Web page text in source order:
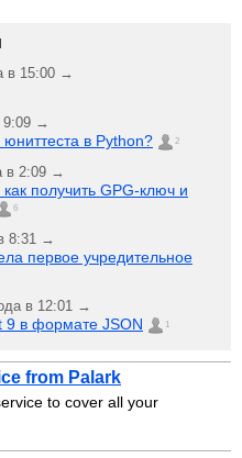
в 15:00 →
9:09 →
в Python? 2
в 2:09 →
получить GPG-ключ и
6
8:31 →
первое учредительное
в 12:01 →
9 в формате JSON 1
from Palark
to cover all your